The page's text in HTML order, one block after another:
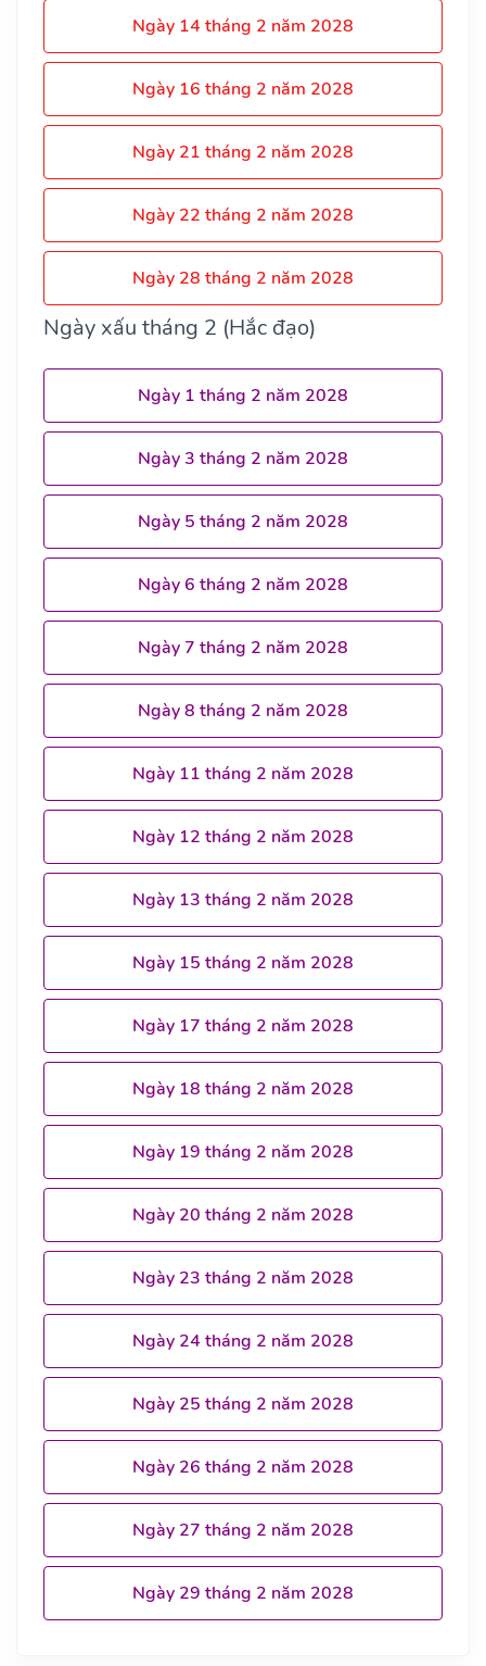
Ngày 14 tháng 2 năm 2028
Ngày 16 tháng 2 năm 2028
Ngày 21 tháng 2 năm 2028
Ngày 22 tháng 2 năm 2028
Ngày 28 tháng 2 năm 2028
Ngày xấu tháng 2 (Hắc đạo)
Ngày 1 tháng 2 năm 2028
Ngày 3 tháng 2 năm 2028
Ngày 5 tháng 2 năm 2028
Ngày 6 tháng 2 năm 2028
Ngày 7 tháng 2 năm 2028
Ngày 8 tháng 2 năm 2028
Ngày 11 tháng 2 năm 2028
Ngày 12 tháng 2 năm 2028
Ngày 13 tháng 2 năm 2028
Ngày 15 tháng 2 năm 2028
Ngày 17 tháng 2 năm 2028
Ngày 18 tháng 2 năm 2028
Ngày 19 tháng 2 năm 2028
Ngày 20 tháng 2 năm 2028
Ngày 23 tháng 2 năm 2028
Ngày 24 tháng 2 năm 2028
Ngày 25 tháng 2 năm 2028
Ngày 26 tháng 2 năm 2028
Ngày 27 tháng 2 năm 2028
Ngày 29 tháng 2 năm 2028